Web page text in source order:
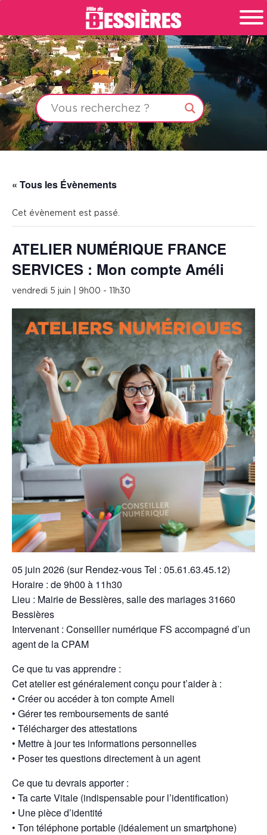
« Tous les Évènements
Cet évènement est passé.
ATELIER NUMÉRIQUE FRANCE
SERVICES : Mon compte Améli
vendredi 5 juin | 9h00 - 11h30
05 juin 2026 (sur Rendez-vous Tel : 05.61.63.45.12)
Horaire : de 9h00 à 11h30
Lieu : Mairie de Bessières, salle des mariages 31660
Bessières
Intervenant : Conseiller numérique FS accompagné d’un
agent de la CPAM
Ce que tu vas apprendre :
Cet atelier est généralement conçu pour t’aider à :
• Créer ou accéder à ton compte Ameli
• Gérer tes remboursements de santé
• Télécharger des attestations
• Mettre à jour tes informations personnelles
• Poser tes questions directement à un agent
Ce que tu devrais apporter :
• Ta carte Vitale (indispensable pour l’identification)
• Une pièce d’identité
• Ton téléphone portable (idéalement un smartphone)